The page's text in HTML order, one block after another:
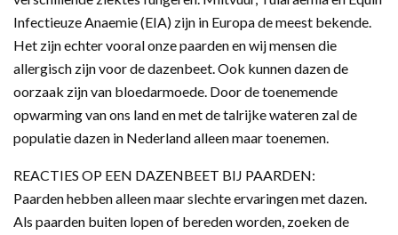
Infectieuze Anaemie (EIA) zijn in Europa de meest bekende.
Het zijn echter vooral onze paarden en wij mensen die
allergisch zijn voor de dazenbeet. Ook kunnen dazen de
oorzaak zijn van bloedarmoede. Door de toenemende
opwarming van ons land en met de talrijke wateren zal de
populatie dazen in Nederland alleen maar toenemen.
REACTIES OP EEN DAZENBEET BIJ PAARDEN:
Paarden hebben alleen maar slechte ervaringen met dazen.
Als paarden buiten lopen of bereden worden, zoeken de